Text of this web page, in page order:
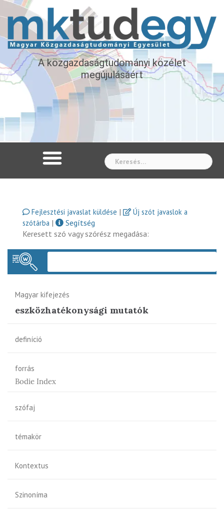
A közgazdaságtudományi közélet
megújulásáért
Fejlesztési javaslat küldése |
Új szót javaslok a
szótárba |
Segítség
Keresett szó vagy szórész megadása:
Magyar kifejezés
eszközhatékonysági mutatók
definíció
forrás
Bodie Index
szófaj
témakör
Kontextus
Szinoníma